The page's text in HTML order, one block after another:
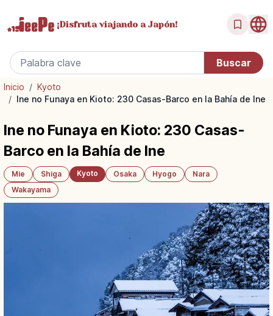
¡Disfrutaviajando a Japón!
Inicio / Kyoto
/ Ine no Funaya en Kioto: 230 Casas-Barco en la Bahía de Ine
Ine no Funaya en Kioto: 230 Casas-
Barco en la Bahía de Ine
Mie Shiga Kyoto Osaka Hyogo
Nara
Wakayama